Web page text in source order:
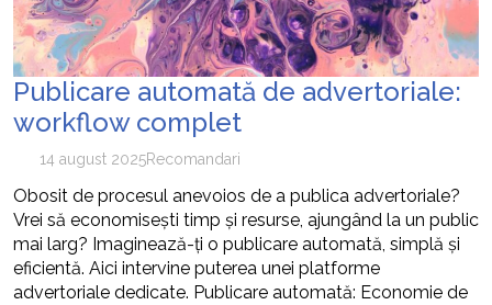
Publicare automată de advertoriale:
workflow complet
14 august 2025Recomandari
Obosit de procesul anevoios de a publica advertoriale?
Vrei să economisești timp și resurse, ajungând la un public
mai larg? Imaginează-ți o publicare automată, simplă și
eficientă. Aici intervine puterea unei platforme
advertoriale dedicate. Publicare automată: Economie de